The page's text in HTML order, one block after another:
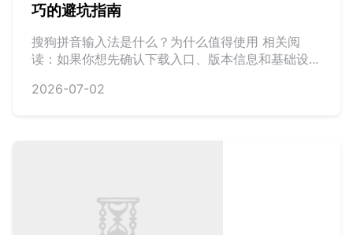
巧的避坑指南
搜狗拼音输入法是什么？为什么值得使用 相关阅
读：如果你想先确认下载入口、版本信息和基础设...
2026-07-02